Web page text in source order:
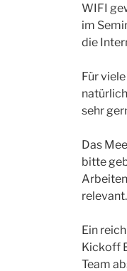
WIFI
im
die
Für
sehr
Das
bitte
relevant.
Ein
Kickoff
Team